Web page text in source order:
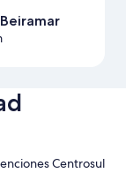
Centrosul